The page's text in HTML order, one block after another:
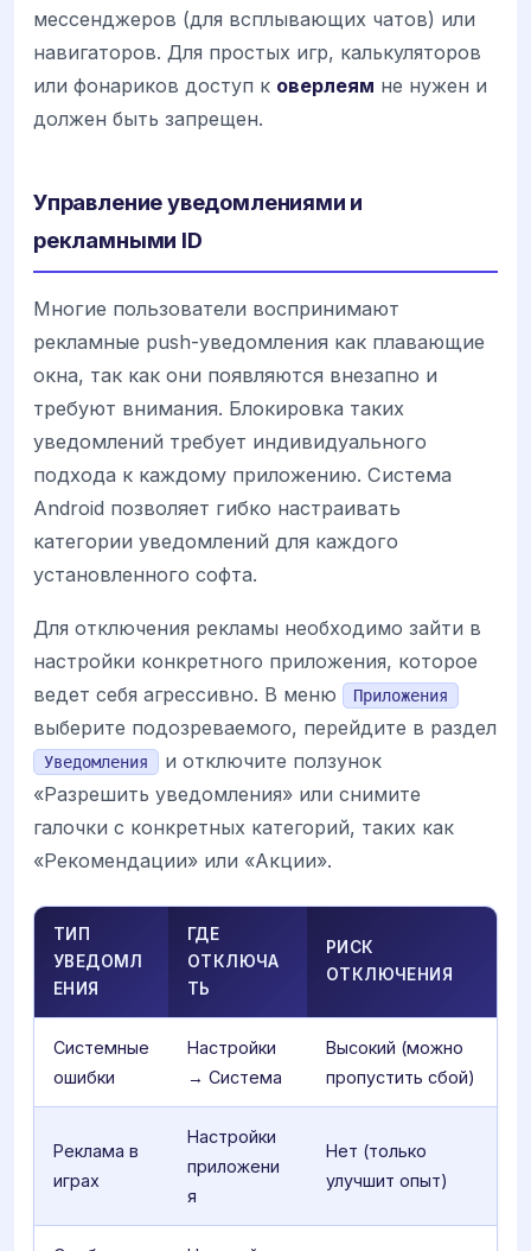
мессенджеров (для всплывающих чатов) или
навигаторов. Для простых игр, калькуляторов
или фонариков доступ к оверлеям не нужен и
должен быть запрещен.
Управление уведомлениями и
рекламными ID
Многие пользователи воспринимают
рекламные push-уведомления как плавающие
окна, так как они появляются внезапно и
требуют внимания. Блокировка таких
уведомлений требует индивидуального
подхода к каждому приложению. Система
Android позволяет гибко настраивать
категории уведомлений для каждого
установленного софта.
Для отключения рекламы необходимо зайти в
настройки конкретного приложения, которое
ведет себя агрессивно. В меню
Приложения
выберите подозреваемого, перейдите в раздел
Уведомления
и отключите ползунок
«Разрешить уведомления» или снимите
галочки с конкретных категорий, таких как
«Рекомендации» или «Акции».
ТИП
УВЕДОМЛ
ЕНИЯ
ГДЕ
ОТКЛЮЧА
ТЬ
РИСК
ОТКЛЮЧЕНИЯ
Системные
ошибки
Настройки
→ Система
Высокий (можно
пропустить сбой)
Реклама в
играх
Настройки
приложени
я
Нет (только
улучшит опыт)